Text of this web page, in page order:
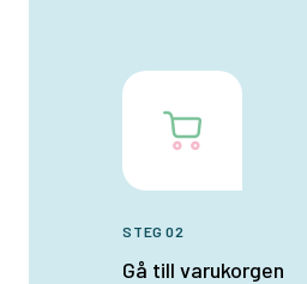
STEG 02
Gå till varukorgen